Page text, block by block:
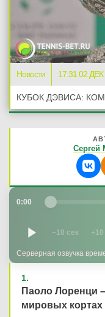
Новости 17:31 02 ДЕК
КУБОК ДЭВИСА:
Сергей
0:00
−10 сек
Серверная озвучка
Паоло Лоренци
мировых кортах